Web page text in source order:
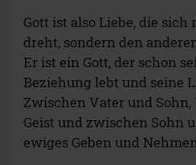
Gott ist also Liebe, die
dreht, sondern den
Er ist ein Gott, der schon
Beziehung lebt und seine
Zwischen Vater und
Geist und zwischen Sohn
ewiges Geben und